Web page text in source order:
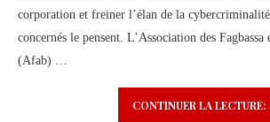
corporation et freiner l’élan de la
concernés le pensent. L’Association des
(Afab) …
CONTINUER LA LECTURE: